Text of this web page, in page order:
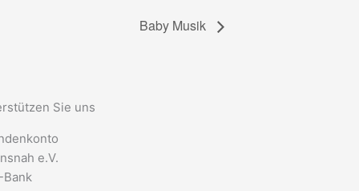
Baby Musik
Sie uns
e.V.
Bank